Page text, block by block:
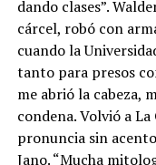
dando clases”.
cárcel, robó con
cuando la
tanto para presos
me abrió la cabeza,
condena. Volvió a
pronuncia sin
Jano. “Mucha